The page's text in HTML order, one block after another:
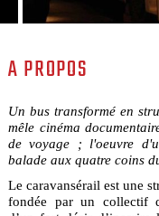
A PROPOS
Un bus transformé en
mêle cinéma
de voyage ; l'oeuvre
balade aux quatre coins
Le caravansérail est une
fondée par un collectif